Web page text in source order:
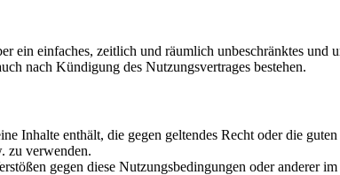
ein einfaches, zeitlich und räumlich unbeschränktes und
nach Kündigung des Nutzungsvertrages bestehen.
Inhalte enthält, die gegen geltendes Recht oder die
zu verwenden.
gegen diese Nutzungsbedingungen oder